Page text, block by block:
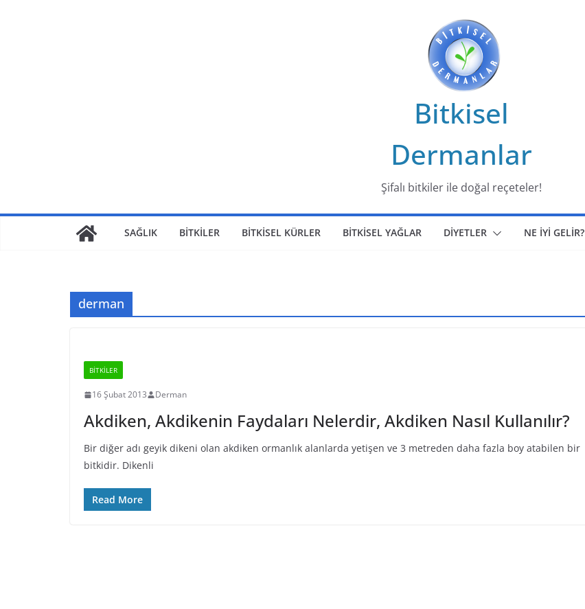
Bitkisel
Dermanlar
Şifalı bitkiler ile doğal reçeteler!
SAĞLIK BİTKİLER BİTKİSEL KÜRLER BİTKİSEL YAĞLAR DİYETLER NE İYİ GELİR?
derman
BİTKİLER
16 Şubat 2013 Derman
Akdiken, Akdikenin Faydaları Nelerdir, Akdiken Nasıl Kullanılır?
Bir diğer adı geyik dikeni olan akdiken ormanlık alanlarda yetişen ve 3 metreden daha fazla boy atabilen bir
bitkidir. Dikenli
Read More